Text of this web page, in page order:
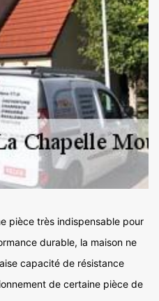
pièce très indispensable pour
durable, la maison ne
capacité de résistance
de certaine pièce de